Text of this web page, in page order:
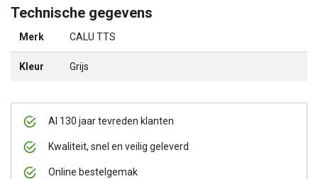
Al 130 jaar tevreden klanten
Kwaliteit, snel en veilig geleverd
Online bestelgemak
Technische gegevens
Merk CALU TTS
Kleur Grijs